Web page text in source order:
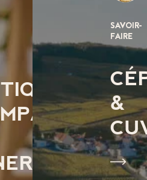
SAVOIR-
FAIRE
&